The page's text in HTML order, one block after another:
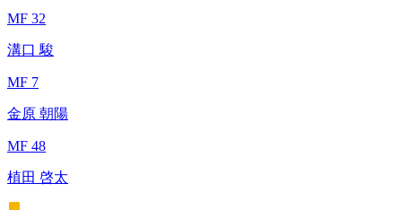
MF 32
溝口 駿
MF 7
金原 朝陽
MF 48
植田 啓太